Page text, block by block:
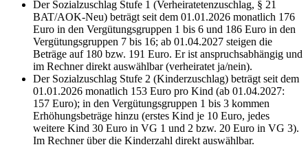
Der Sozialzuschlag Stufe 1 (Verheiratetenzuschlag, § 21
BAT/AOK-Neu) beträgt seit dem 01.01.2026 monatlich 176
Euro in den Vergütungsgruppen 1 bis 6 und 186 Euro in den
Vergütungsgruppen 7 bis 16; ab 01.04.2027 steigen die
Beträge auf 180 bzw. 191 Euro. Er ist anspruchsabhängig und
im Rechner direkt auswählbar (verheiratet ja/nein).
Der Sozialzuschlag Stufe 2 (Kinderzuschlag) beträgt seit dem
01.01.2026 monatlich 153 Euro pro Kind (ab 01.04.2027:
157 Euro); in den Vergütungsgruppen 1 bis 3 kommen
Erhöhungsbeträge hinzu (erstes Kind je 10 Euro, jedes
weitere Kind 30 Euro in VG 1 und 2 bzw. 20 Euro in VG 3).
Im Rechner über die Kinderzahl direkt auswählbar.